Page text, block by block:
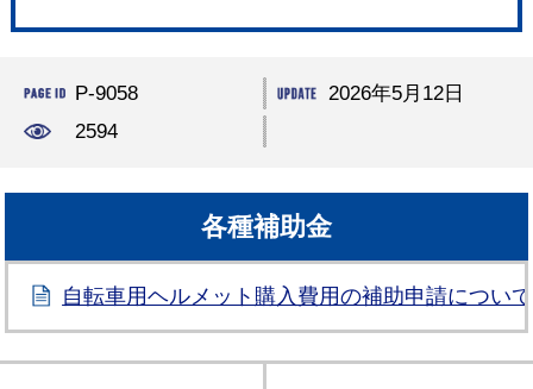
P-9058
2026年5月12日
2594
各種補助金
自転車用ヘルメット購入費用の補助申請について